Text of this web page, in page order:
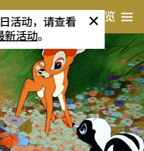
网站导览
活动，请查看
新活动。